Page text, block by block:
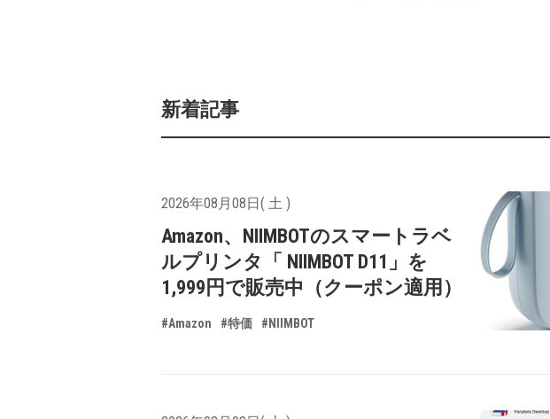
新着記事
2026年08月08日( 土 )
Amazon、NIIMBOTのスマートラベ
ルプリンタ「 NIIMBOT D11」を
1,999円で販売中（クーポン適用）
#Amazon #特価 #NIIMBOT